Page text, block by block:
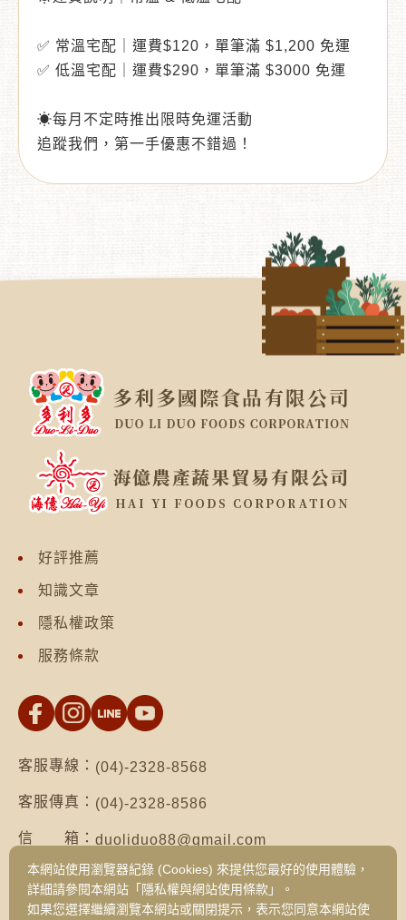
✅ 常溫宅配｜運費$120，單筆滿 $1,200 免運
✅ 低溫宅配｜運費$290，單筆滿 $3000 免運
☀每月不定時推出限時免運活動
追蹤我們，第一手優惠不錯過！
好評推薦
知識文章
隱私權政策
服務條款
客服專線： (04)-2328-8568
客服傳真： (04)-2328-8586
信 箱： duoliduo88@gmail.com
地 址：台南市仁德區保安路二段552號（台南總公
司）
台中市西區健行路1049號3樓之19（台中
本網站使用瀏覽器紀錄 (Cookies) 來提供您最好的使用體驗，
詳細請參閱本網站「隱私權與網站使用條款」。
如果您選擇繼續瀏覽本網站或關閉提示，表示您同意本網站使